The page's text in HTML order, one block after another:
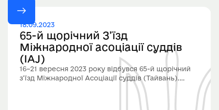
18.09.2023
65-й щорічний З’їзд
Міжнародної асоціації суддів
(IAJ)
16–21 вересня 2023 року відбувся 65-й щорічний
з’їзд Міжнародної Асоціації суддів (Тайвань).
Участь у з’їзді взяла Олена Євтушенко, членкиня
Всеукраїнської громадської організації «Асоціація
суддів України», суддя Вищого спеціалізованого